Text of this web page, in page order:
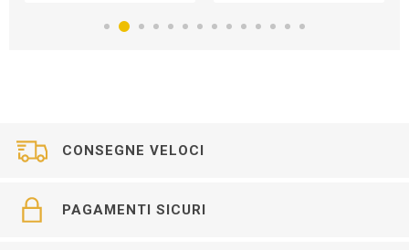
CONSEGNE VELOCI
PAGAMENTI SICURI